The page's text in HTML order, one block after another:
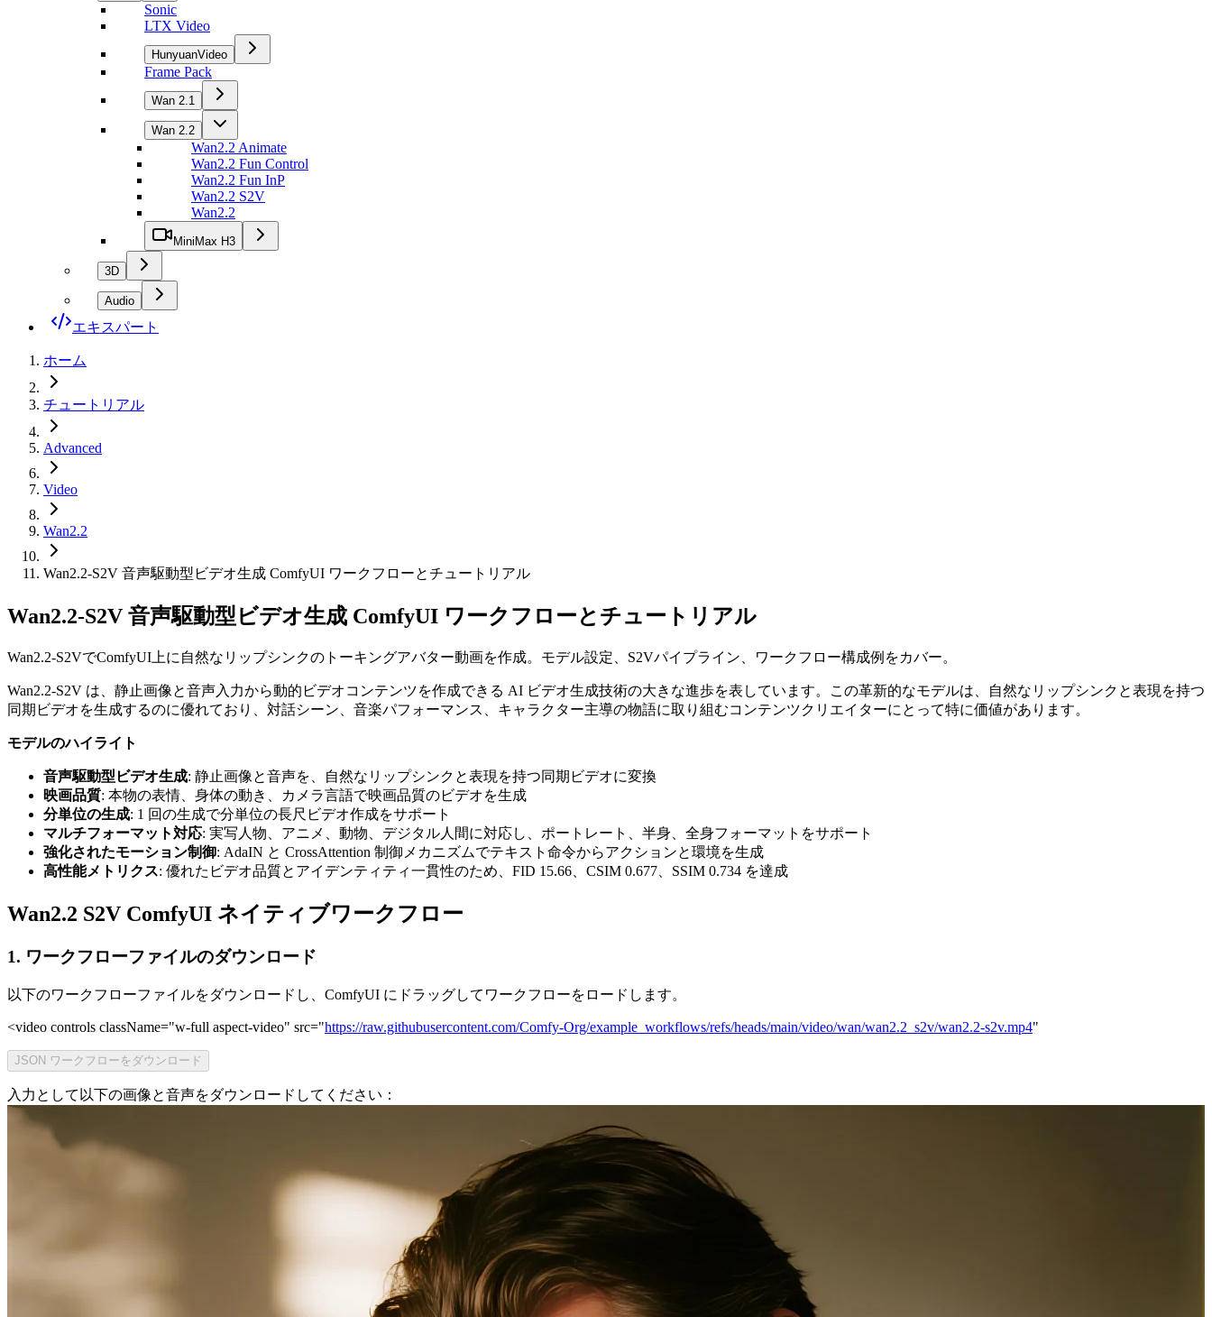
Sonic
LTX Video
HunyuanVideo
Frame Pack
Wan 2.1
Wan 2.2
Wan2.2 Animate
Wan2.2 Fun Control
Wan2.2 Fun InP
Wan2.2 S2V
Wan2.2
MiniMax H3
3D
Audio
エキスパート
ホーム
チュートリアル
Advanced
Video
Wan2.2
Wan2.2-S2V 音声駆動型ビデオ生成 ComfyUI ワークフローとチュートリアル
Wan2.2-S2V 音声駆動型ビデオ生成 ComfyUI ワークフローとチュートリアル
Wan2.2-S2VでComfyUI上に自然なリップシンクのトーキングアバター動画を作成。モデル設定、S2Vパイプライン、ワークフロー構成例をカバー。
Wan2.2-S2V は、静止画像と音声入力から動的ビデオコンテンツを作成できる AI ビデオ生成技術の大きな進歩を表しています。この革新的なモデルは、自然なリップシンクと表現を持つ
同期ビデオを生成するのに優れており、対話シーン、音楽パフォーマンス、キャラクター主導の物語に取り組むコンテンツクリエイターにとって特に価値があります。
モデルのハイライト
音声駆動型ビデオ生成: 静止画像と音声を、自然なリップシンクと表現を持つ同期ビデオに変換
映画品質: 本物の表情、身体の動き、カメラ言語で映画品質のビデオを生成
分単位の生成: 1 回の生成で分単位の長尺ビデオ作成をサポート
マルチフォーマット対応: 実写人物、アニメ、動物、デジタル人間に対応し、ポートレート、半身、全身フォーマットをサポート
強化されたモーション制御: AdaIN と CrossAttention 制御メカニズムでテキスト命令からアクションと環境を生成
高性能メトリクス: 優れたビデオ品質とアイデンティティ一貫性のため、FID 15.66、CSIM 0.677、SSIM 0.734 を達成
Wan2.2 S2V ComfyUI ネイティブワークフロー
1. ワークフローファイルのダウンロード
以下のワークフローファイルをダウンロードし、ComfyUI にドラッグしてワークフローをロードします。
<video controls className="w-full aspect-video" src="https://raw.githubusercontent.com/Comfy-Org/example_workflows/refs/heads/main/video/wan/wan2.2_s2v/wan2.2-s2v.mp4"
JSON ワークフローをダウンロード
入力として以下の画像と音声をダウンロードしてください：